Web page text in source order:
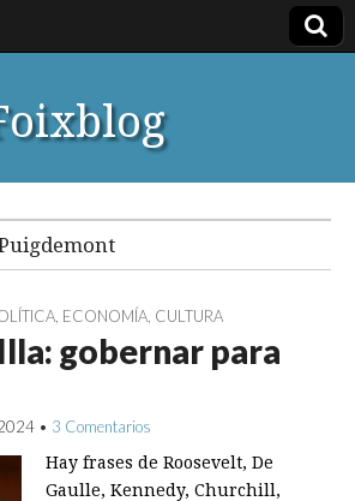
ECONOMÍA CULTURA
gobernar para
• 3 Comentarios
Hay frases de Roosevelt, De
Gaulle, Kennedy, Churchill,